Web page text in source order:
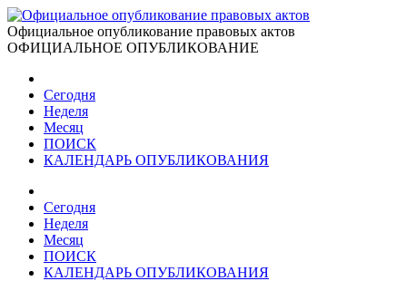
Официальное опубликование правовых актов
ОФИЦИАЛЬНОЕ ОПУБЛИКОВАНИЕ
Сегодня
Неделя
Месяц
ПОИСК
КАЛЕНДАРЬ ОПУБЛИКОВАНИЯ
Сегодня
Неделя
Месяц
ПОИСК
КАЛЕНДАРЬ ОПУБЛИКОВАНИЯ